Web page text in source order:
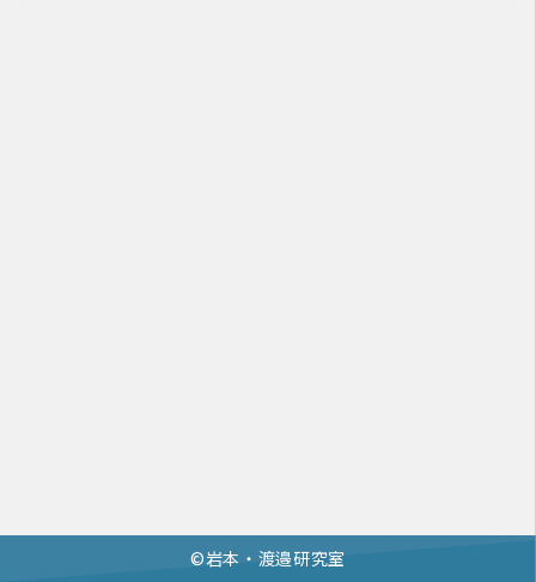
©︎岩本・渡邉研究室